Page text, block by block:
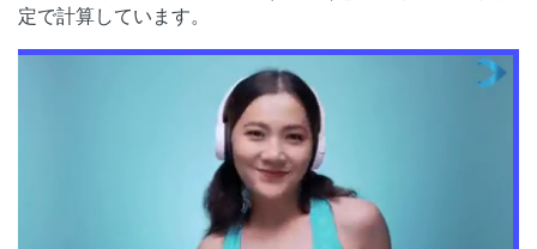
定で計算しています。